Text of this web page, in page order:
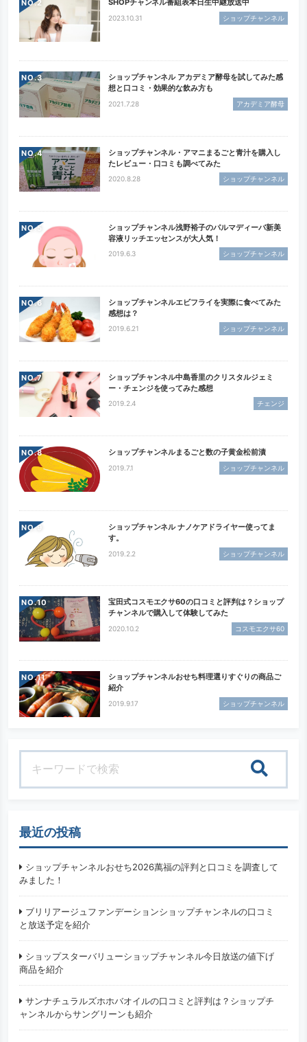
NO. SHOPチャンネル番組表本日生中継放送中
2023.10.31 ショップチャンネル
NO.
ショップチャンネル アカデミア酵母を試してみた感
想と口コミ・効果的な飲み方も
2021.7.28 アカデミア酵母
NO.
ショップチャンネル・アマニまるごと青汁を購入し
たレビュー・口コミも調べてみた
2020.8.28 ショップチャンネル
NO.
ショップチャンネル浅野裕子のパルマディーバ新美
容液リッチエッセンスが大人気！
2019.6.3 ショップチャンネル
NO.
ショップチャンネルエビフライを実際に食べてみた
感想は？
2019.6.21 ショップチャンネル
NO.
ショップチャンネル中島香里のクリスタルジェミ
ー・チェンジを使ってみた感想
2019.2.4 チェンジ
NO. ショップチャンネルまるごと数の子黄金松前漬
2019.7.1 ショップチャンネル
NO.
ショップチャンネル ナノケアドライヤー使ってま
す。
2019.2.2 ショップチャンネル
NO.
宝田式コスモエクサ60の口コミと評判は？ショップ
チャンネルで購入して体験してみた
2020.10.2 コスモエクサ60
NO.
ショップチャンネルおせち料理選りすぐりの商品ご
紹介
2019.9.17 ショップチャンネル
最近の投稿
ショップチャンネルおせち2026萬福の評判と口コミを調査して
みました！
ブリリアージュファンデーションショップチャンネルの口コミ
と放送予定を紹介
ショップスターバリューショップチャンネル今日放送の値下げ
商品を紹介
サンナチュラルズホホバオイルの口コミと評判は？ショップチ
ャンネルからサングリーンも紹介